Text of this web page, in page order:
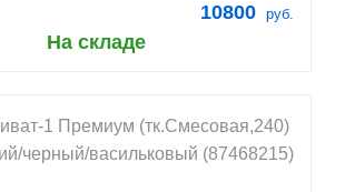
10800 руб.
На складе
В КОРЗИНУ